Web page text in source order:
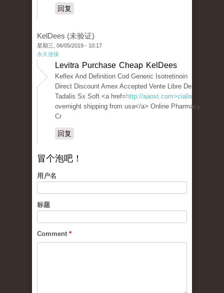
回复
KelDees (未验证)
星期三, 06/05/2019 - 10:17
永久连接
Levitra Purchase Cheap KelDees
Keflex And Definition Cod Generic Isotretinoin
Direct Discount Amex Accepted Vente Libre De
Tadalis Sx Soft <a href= http://aaost.com>cialis
overnight shipping from usa</a> Online Pharmacy
Cr
回复
冒个泡吧！
用户名
标题
Comment *